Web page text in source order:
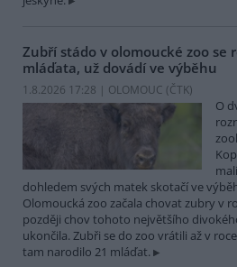
Zubří stádo v olomoucké zoo se
mláďata, už dovádí ve výběhu
1.8.2026 17:28 | OLOMOUC (ČTK)
O
dohledem svých matek skotačí ve
Olomoucká zoo začala chovat zubry v
později chov tohoto největšího
ukončila. Zubři se do zoo vrátili až v
tam narodilo 21 mláďat.